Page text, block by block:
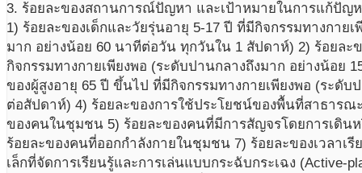
3. ร้อยละของสถานการณ์ปัญหา และเป้าหมายในการแก้ปัญ
1) ร้อยละของเด็กและวัยรุ่นอายุ 5-17 ปี ที่มีกิจกรรมทางกาย
มาก อย่างน้อย 60 นาทีต่อวัน ทุกวันใน 1 สัปดาห์) 2) ร้อยละ
กิจกรรมทางกายเพียงพอ (ระดับปานกลางถึงมาก อย่างน้อย
ของผู้สูงอายุ 65 ปี ขึ้นไป ที่มีกิจกรรมทางกายเพียงพอ (ระดับ
ต่อสัปดาห์) 4) ร้อยละของการใช้ประโยชน์ของพื้นที่สาธารณ
ของคนในชุมชน 5) ร้อยละของคนที่มีการสัญจรโดยการเดิน
ร้อยละของคนที่ออกกำลังกายในชุมชน 7) ร้อยละของเวลาเรี
เล็กที่จัดการเรียนรู้และการเล่นแบบกระฉับกระเฉง (Active-